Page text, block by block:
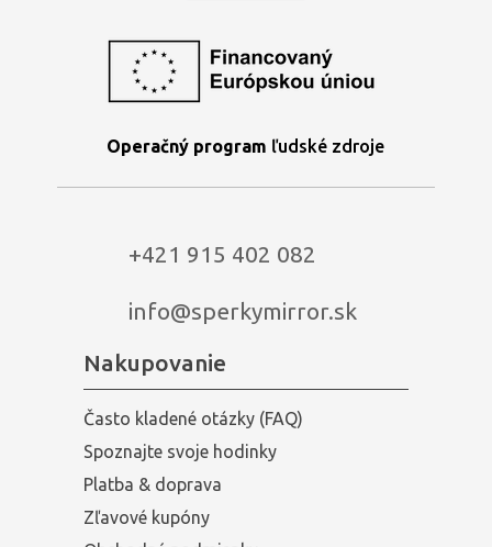
Operačný program ľudské zdroje
+421 915 402 082
info@sperkymirror.sk
Nakupovanie
Často kladené otázky (FAQ)
Spoznajte svoje hodinky
Platba & doprava
Zľavové kupóny